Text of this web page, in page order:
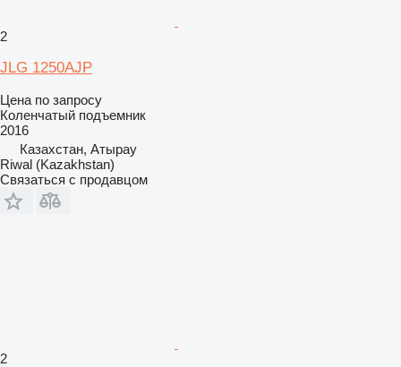
2
JLG 1250AJP
Цена по запросу
Коленчатый подъемник
2016
Казахстан, Атырау
Riwal (Kazakhstan)
Связаться с продавцом
2